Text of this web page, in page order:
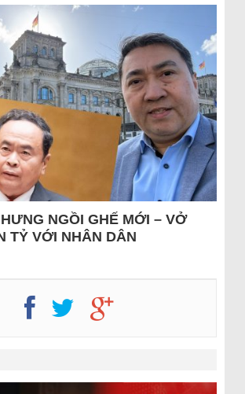
NGỒI GHẾ MỚI – VỞ
TỶ VỚI NHÂN DÂN